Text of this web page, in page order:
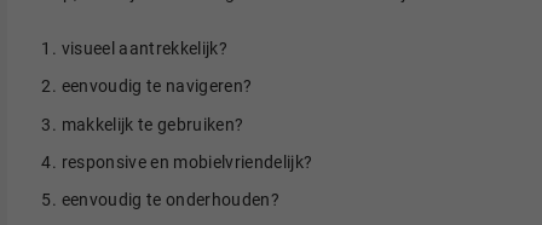
visueel aantrekkelijk?
eenvoudig te navigeren?
makkelijk te gebruiken?
responsive en mobielvriendelijk?
eenvoudig te onderhouden?